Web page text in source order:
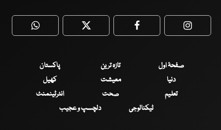
WhatsApp Twitter Facebook
صفحۂ اول تازہ ترین
پاکستان
دنیا
معیشت
کھیل
تعلیم
صحت
انٹرٹینمنٹ
ٹیکنالوجی
دلچسپ و عجیب